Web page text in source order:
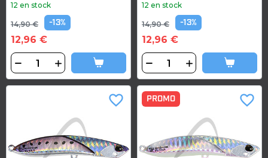
12 en stock
14,90 € -13%
12,96 €
12 en stock
14,90 € -13%
12,96 €
favorite_border PROMO favorite_border